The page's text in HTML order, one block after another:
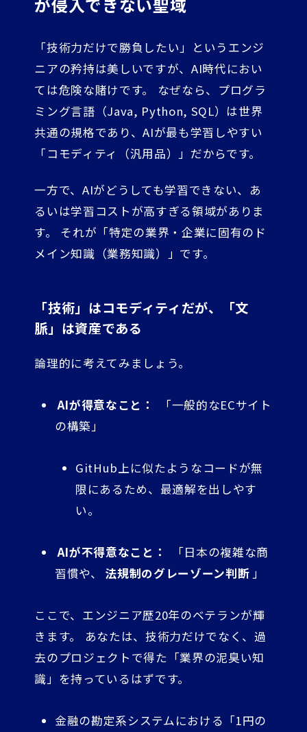
「技術力だけで勝負したい」というエンジ
ニアの矜持は美しいですが、AI時代におい
ては危険な賭けです。 なぜなら、プログラ
ミング言語（Java, Python, SQL）は世界
共通の規格であり、AIが最も学習しやすい
「コモディティ（汎用品）」だからです。
一方で、AIがどうしても学習できない、あ
るいは学習コストが高すぎる領域がありま
す。 それが「特定の業界・企業に固有のド
メイン知識（業務知識）」です。
「技術」はコモディティだが、「文
脈」は資産である
論理的に考えてみましょう。
AIが得意なこと：
「一般的なECサイト
の構築」
GitHub上に似たようなコードが無
限にあるため、最適解を出しやす
い。
AIが不得意なこと：
「日本の複雑な商
習慣や、
法規制のグレーゾーン判断 」
ここで、エンジニア歴20年のベテランが輝
きます。 あなたは、技術力だけでなく、過
去のプロジェクトで得た「業界の泥臭い知
識」を持っているはずです。
金融の勘定系システムにおける「1円の